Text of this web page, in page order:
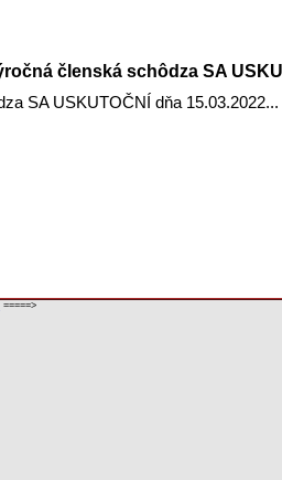
členská schôdza SA
SA USKUTOČNÍ dňa 15.03.2022...
=====>